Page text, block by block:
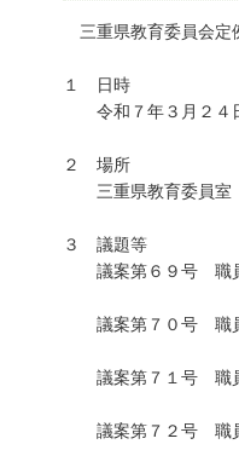
三重県教育委員会定
１ 日時
令和７年３月２４
２ 場所
三重県教育委員室
３ 議題等
議案第６９号 職員
議案第７０号 職員
議案第７１号 職員
議案第７２号 職員